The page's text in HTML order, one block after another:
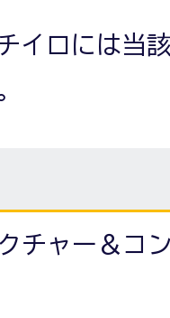
イロには当
クチャー＆